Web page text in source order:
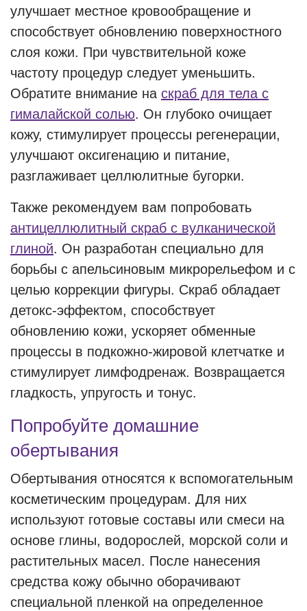
улучшает местное кровообращение и
способствует обновлению поверхностного
слоя кожи. При чувствительной коже
частоту процедур следует уменьшить.
Обратите внимание на скраб для тела с
гималайской солью. Он глубоко очищает
кожу, стимулирует процессы регенерации,
улучшают оксигенацию и питание,
разглаживает целлюлитные бугорки.
Также рекомендуем вам попробовать
антицеллюлитный скраб с вулканической
глиной. Он разработан специально для
борьбы с апельсиновым микрорельефом и с
целью коррекции фигуры. Скраб обладает
детокс-эффектом, способствует
обновлению кожи, ускоряет обменные
процессы в подкожно-жировой клетчатке и
стимулирует лимфодренаж. Возвращается
гладкость, упругость и тонус.
Попробуйте домашние
обертывания
Обертывания относятся к вспомогательным
косметическим процедурам. Для них
используют готовые составы или смеси на
основе глины, водорослей, морской соли и
растительных масел. После нанесения
средства кожу обычно оборачивают
специальной пленкой на определенное